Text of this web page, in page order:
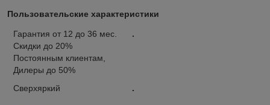
Пользовательские характеристики
Гарантия от 12 до 36 мес.
Скидки до 20%
Постоянным клиентам,
Дилеры до 50%
.
Сверхяркий .